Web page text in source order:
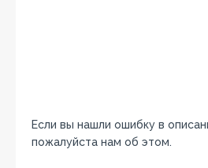
Если вы нашли ошибку в
пожалуйста нам об этом.